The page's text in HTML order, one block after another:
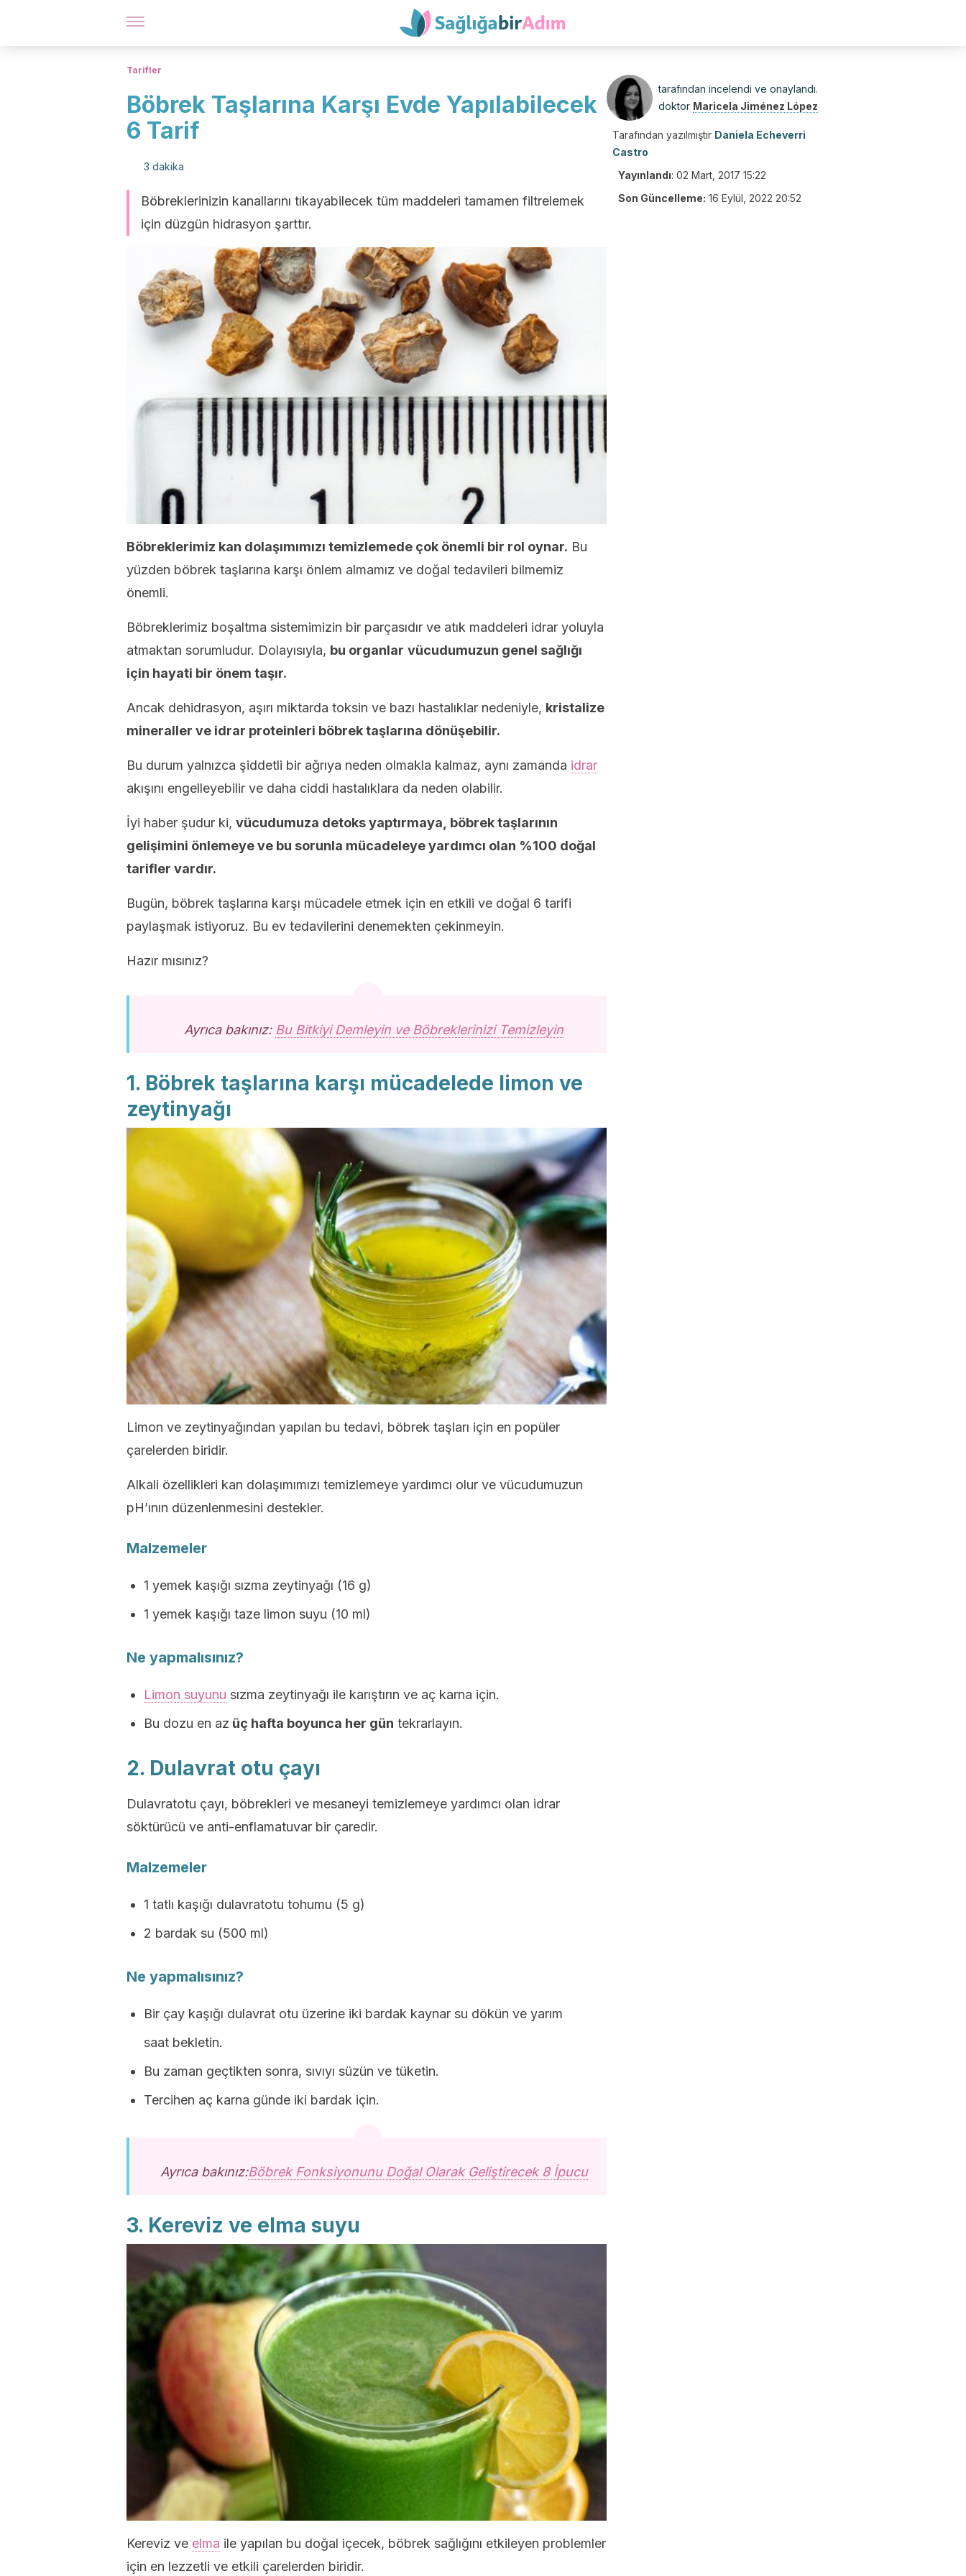
Tarifler
Böbrek Taşlarına Karşı Evde Yapılabilecek
6 Tarif
3 dakika
Böbreklerinizin kanallarını tıkayabilecek tüm maddeleri tamamen filtrelemek
için düzgün hidrasyon şarttır.
Böbreklerimiz kan dolaşımımızı temizlemede çok önemli bir rol oynar. Bu
yüzden böbrek taşlarına karşı önlem almamız ve doğal tedavileri bilmemiz
önemli.
Böbreklerimiz boşaltma sistemimizin bir parçasıdır ve atık maddeleri idrar yoluyla
atmaktan sorumludur. Dolayısıyla, bu organlar vücudumuzun genel sağlığı
için hayati bir önem taşır.
Ancak dehidrasyon, aşırı miktarda toksin ve bazı hastalıklar nedeniyle, kristalize
mineraller ve idrar proteinleri böbrek taşlarına dönüşebilir.
Bu durum yalnızca şiddetli bir ağrıya neden olmakla kalmaz, aynı zamanda idrar
akışını engelleyebilir ve daha ciddi hastalıklara da neden olabilir.
İyi haber şudur ki, vücudumuza detoks yaptırmaya, böbrek taşlarının
gelişimini önlemeye ve bu sorunla mücadeleye yardımcı olan %100 doğal
tarifler vardır.
Bugün, böbrek taşlarına karşı mücadele etmek için en etkili ve doğal 6 tarifi
paylaşmak istiyoruz. Bu ev tedavilerini denemekten çekinmeyin.
Hazır mısınız?
Ayrıca bakınız: Bu Bitkiyi Demleyin ve Böbreklerinizi Temizleyin
1. Böbrek taşlarına karşı mücadelede limon ve
zeytinyağı
Limon ve zeytinyağından yapılan bu tedavi, böbrek taşları için en popüler
çarelerden biridir.
Alkali özellikleri kan dolaşımımızı temizlemeye yardımcı olur ve vücudumuzun
pH’ının düzenlenmesini destekler.
Malzemeler
1 yemek kaşığı sızma zeytinyağı (16 g)
1 yemek kaşığı taze limon suyu (10 ml)
Ne yapmalısınız?
Limon suyunu sızma zeytinyağı ile karıştırın ve aç karna için.
Bu dozu en az üç hafta boyunca her gün tekrarlayın.
2. Dulavrat otu çayı
Dulavratotu çayı, böbrekleri ve mesaneyi temizlemeye yardımcı olan idrar
söktürücü ve anti-enflamatuvar bir çaredir.
Malzemeler
1 tatlı kaşığı dulavratotu tohumu (5 g)
2 bardak su (500 ml)
Ne yapmalısınız?
Bir çay kaşığı dulavrat otu üzerine iki bardak kaynar su dökün ve yarım
saat bekletin.
Bu zaman geçtikten sonra, sıvıyı süzün ve tüketin.
Tercihen aç karna günde iki bardak için.
Ayrıca bakınız:Böbrek Fonksiyonunu Doğal Olarak Geliştirecek 8 İpucu
3. Kereviz ve elma suyu
Kereviz ve elma ile yapılan bu doğal içecek, böbrek sağlığını etkileyen problemler
için en lezzetli ve etkili çarelerden biridir.
tarafından incelendi ve onaylandı.
doktor Maricela Jiménez López
Tarafından yazılmıştır Daniela Echeverri
Castro
Yayınlandı: 02 Mart, 2017 15:22
Son Güncelleme: 16 Eylül, 2022 20:52